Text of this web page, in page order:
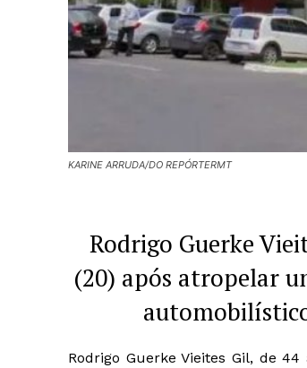
KARINE ARRUDA/DO REPÓRTERMT
Rodrigo Guerke
(20) após atropelar
Rodrigo Guerke Vieites Gil, de